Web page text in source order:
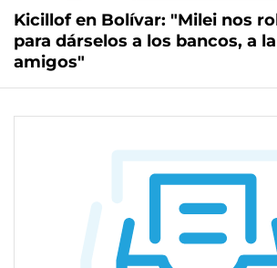
Kicillof en Bolívar: "Milei nos
para dárselos a los bancos, a
amigos"